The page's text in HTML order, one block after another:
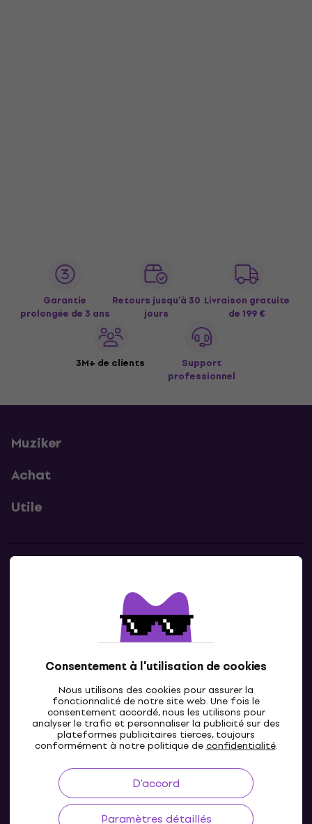
Consentement à l'utilisation de cookies
Nous utilisons des cookies pour assurer la
fonctionnalité de notre site web. Une fois le
consentement accordé, nous les utilisons pour
analyser le trafic et personnaliser la publicité sur des
plateformes publicitaires tierces, toujours
conformément à notre politique deconfidentialité.
D'accord
Paramètres détaillés
Garantie
prolongée de 3 ans
Retours jusqu’à 30
jours
Livraison gratuite
de 199 €
3M+ de clients
Support
professionnel
Muziker
Achat
Utile
Contacte nous
LU